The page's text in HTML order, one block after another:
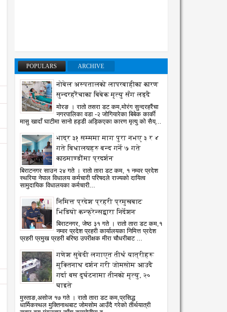
नेपाल आयल निगमको प्रादेशिक
कार्यालयमा छापा
RatoTara 8/5/2026
01 Aug
2026
उपभोक्ता अधिकार संरक्षणका
सरकारलाई १६ बुँदे सुझाव, कानुन
POPULARS ARCHIVE
नोबेल अस्पतालको लापरबाहीका कारण
सुन्दरहरैंचाका बिबेक मृत्यु सँग लड्दै
मोरङ । रातो तसरा डट कम,मोरंग सुन्दरहरैंचा
नगरपालिका वडा -२ जोगियारेका बिबेक कार्की
मासु खादाँ घाटीमा सानो हड्डी अड्किएका कारण मृत्यु को सैय्...
भाद्र ३१ सम्ममा माग पुरा नभए ३ र ४
गते बिधालयहरु बन्द गर्ने ७ गते
काठमाण्डौंमा प्रदर्शन
बिराटनगर साउन २४ गते । रातो तारा डट कम, १ नम्वर प्रदेश
स्थरिया नेपाल विधालय कर्मचारी परिषदले राज्यको दायित्व
सामुदायिक विधालयका कर्मचारी...
निमित्त प्रदेश प्रहरी प्रमुखबाट
भिडियो कन्फ्रेन्सद्वारा निर्देशन
बिराटनगर, जेष्ठ ३१ गते । रातो तारा डट कम,१
नम्वर प्रदेश प्रहरी कार्यालयका निमित्त प्रदेश
प्रहरी प्रमुख प्रहरी बरिष्ठ उपरीक्षक मीरा चौधरीबाट ...
गणेश सुवेदी लगाएत तीर्थ यात्रीहरू
मुक्तिनाथ दर्शन गरी जोमसोम आउदै
गर्दा बस दुर्घटनामा तीनको मृत्यु, २०
घाइते
मुस्ताङ,असोज १७ गते । रातो तारा डट कम,प्रसिद्ध
धार्मिकस्थल मुक्तिनाथबाट जोमसोम आउँदै गरेको तीर्थयात्री